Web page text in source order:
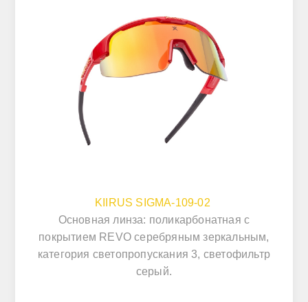
KIIRUS SIGMA-109-02
Основная линза: поликарбонатная с
покрытием REVO серебряным зеркальным,
категория светопропускания 3, светофильтр
серый.